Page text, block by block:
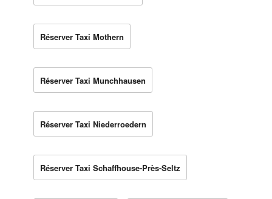
Réserver Taxi Mothern
Réserver Taxi Munchhausen
Réserver Taxi Niederroedern
Réserver Taxi Schaffhouse-Près-Seltz